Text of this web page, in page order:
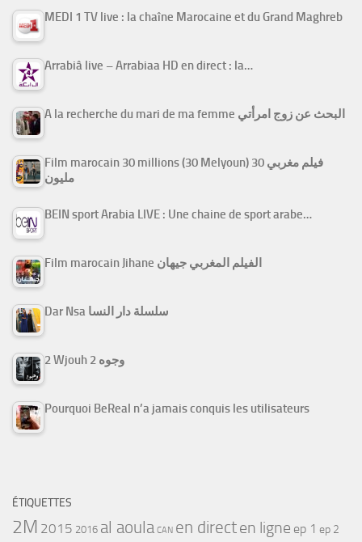
MEDI 1 TV live : la chaîne Marocaine et du Grand Maghreb
Arrabiâ live – Arrabiaa HD en direct : la…
A la recherche du mari de ma femme البحث عن زوج امرأتي
Film marocain 30 millions (30 Melyoun) فيلم مغربي 30
مليون
BEIN sport Arabia LIVE : Une chaine de sport arabe…
Film marocain Jihane الفيلم المغربي جيهان
Dar Nsa سلسلة دار النسا
2 Wjouh 2 وجوه
Pourquoi BeReal n’a jamais conquis les utilisateurs
ÉTIQUETTES
2M 2015 2016 al aoula CAN en directen ligne ep 1 ep 2